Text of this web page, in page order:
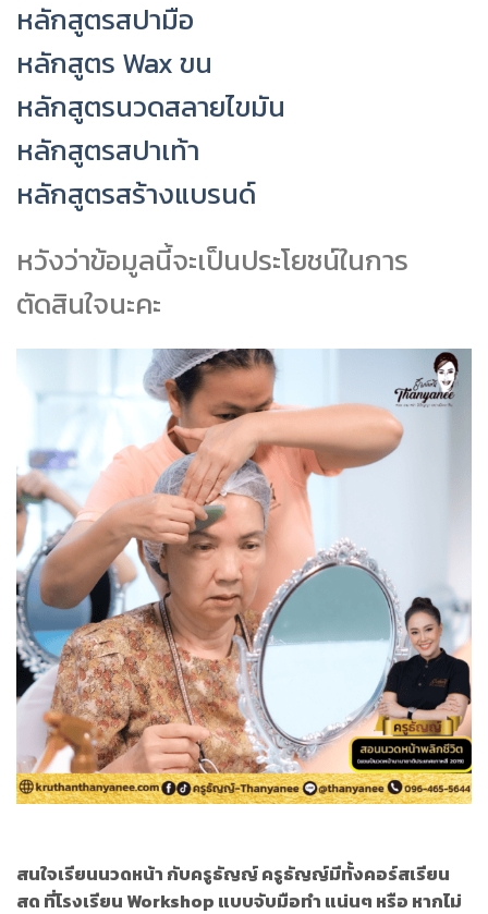
หลักสูตรสปามือ
หลักสูตร Wax ขน
หลักสูตรนวดสลายไขมัน
หลักสูตรสปาเท้า
หลักสูตรสร้างแบรนด์
หวังว่าข้อมูลนี้จะเป็นประโยชน์ในการ
ตัดสินใจนะคะ
สนใจเรียนนวดหน้า กับครูธัญญ์ ครูธัญญ์มีทั้งคอร์สเรียน
สด ที่โรงเรียน Workshop แบบจับมือทำ แน่นๆ หรือ หากไม่